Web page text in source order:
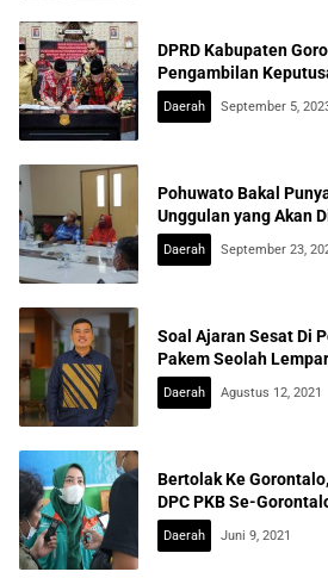
DPRD Kabupaten
Pengambilan
Daerah September 5,
Pohuwato Bakal
Unggulan yang Akan
Daerah September 23,
Soal Ajaran Sesat Di
Pakem Seolah
Daerah Agustus 12, 2021
Bertolak Ke
DPC PKB Se-
Daerah Juni 9, 2021